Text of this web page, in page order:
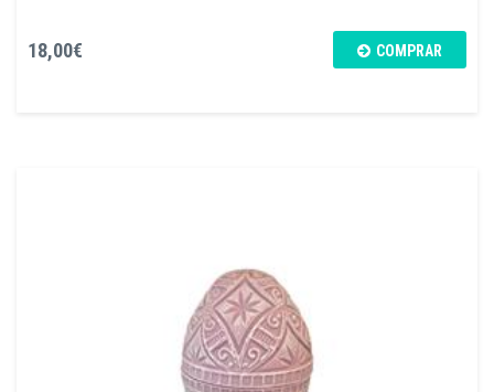
18,00€ COMPRAR